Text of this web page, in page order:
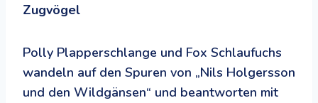
Zugvögel
Polly Plapperschlange und Fox Schlaufuchs
wandeln auf den Spuren von „Nils Holgersson
und den Wildgänsen“ und beantworten mit